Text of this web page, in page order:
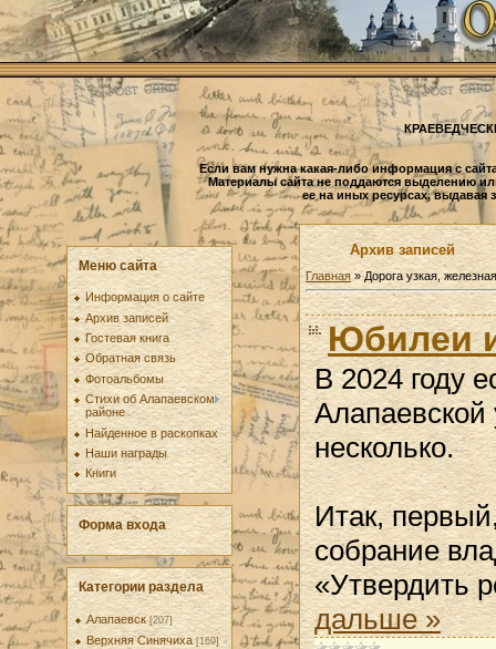
Если вам нужна какая-либо информация с
Материалы сайта не поддаются выделению
ее на иных ресурсах, выдавая
Меню сайта
Информация о сайте
Архив записей
Гостевая книга
Обратная связь
Фотоальбомы
Стихи об Алапаевском
районе
Найденное в раскопках
Наши награды
Книги
Форма входа
Категории раздела
Алапаевск [207]
Верхняя Синячиха [169]
Архив записей
Главная»Дорога узкая, железная
Юбилеи
В 2024 году
Алапаевской
несколько.
Итак,
собрание
«Утвердить
дальше »